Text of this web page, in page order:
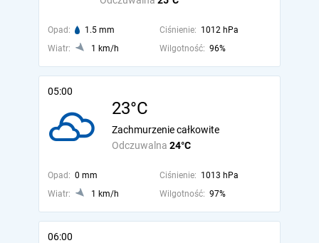
Opad: 1.5 mm Ciśnienie: 1012 hPa
Wiatr:
1 km/h Wilgotność: 96%
05:00
23°C
Odczuwalna 24°C
Zachmurzenie całkowite
Opad: 0 mm Ciśnienie: 1013 hPa
Wiatr:
1 km/h Wilgotność: 97%
06:00